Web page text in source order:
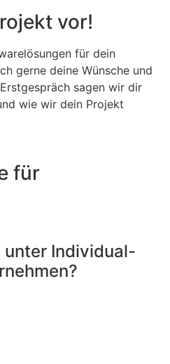
vor!
für dein
gerne deine Wünsche und
sagen wir dir
wie wir dein Projekt
für
unter Individual-